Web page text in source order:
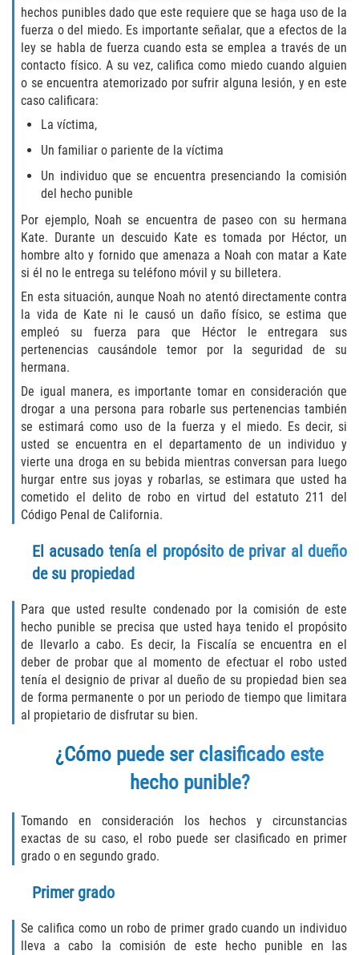
Fraude con Cheques
Fraude de Juego
Fraude de Tarjeta de Crédito
Fraude del Bienestar Público
Fraude Del Seguro De Desempleo
Fraude Inmobiliario
Práctica No Autorizada de la
Medicina
Delitos de Hurto
Hurto en Tiendas
Hurto Mayor de Auto
Hurto Menor
Recepción de Propiedad Robada
Robo
Robo 459 PC
Robo de Caja Fuerte
Hurto Mayor
Delitos Sexuales
Conducta Lasciva
Copulación oral forzada
Exposición Indecente
Merodear Para Cometer Prostitución
hechos punibles dado que este requiere que se haga uso de la
fuerza o del miedo. Es importante señalar, que a efectos de la
ley se habla de fuerza cuando esta se emplea a través de un
contacto físico. A su vez, califica como miedo cuando alguien
o se encuentra atemorizado por sufrir alguna lesión, y en este
caso calificara:
La víctima,
Un familiar o pariente de la víctima
Un individuo que se encuentra presenciando la comisión
del hecho punible
Por ejemplo, Noah se encuentra de paseo con su hermana
Kate. Durante un descuido Kate es tomada por Héctor, un
hombre alto y fornido que amenaza a Noah con matar a Kate
si él no le entrega su teléfono móvil y su billetera.
En esta situación, aunque Noah no atentó directamente contra
la vida de Kate ni le causó un daño físico, se estima que
empleó su fuerza para que Héctor le entregara sus
pertenencias causándole temor por la seguridad de su
hermana.
De igual manera, es importante tomar en consideración que
drogar a una persona para robarle sus pertenencias también
se estimará como uso de la fuerza y el miedo. Es decir, si
usted se encuentra en el departamento de un individuo y
vierte una droga en su bebida mientras conversan para luego
hurgar entre sus joyas y robarlas, se estimara que usted ha
cometido el delito de robo en virtud del estatuto 211 del
Código Penal de California.
El acusado tenía el propósito de privar al dueño
de su propiedad
Para que usted resulte condenado por la comisión de este
hecho punible se precisa que usted haya tenido el propósito
de llevarlo a cabo. Es decir, la Fiscalía se encuentra en el
deber de probar que al momento de efectuar el robo usted
tenía el designio de privar al dueño de su propiedad bien sea
de forma permanente o por un periodo de tiempo que limitara
al propietario de disfrutar su bien.
¿Cómo puede ser clasificado este
hecho punible?
Tomando en consideración los hechos y circunstancias
exactas de su caso, el robo puede ser clasificado en primer
grado o en segundo grado.
Primer grado
Se califica como un robo de primer grado cuando un individuo
lleva a cabo la comisión de este hecho punible en las